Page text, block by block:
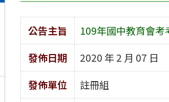
公告主旨
109年國中教育會
發佈日期
2020 年 2 月 07 日
發佈單位
註冊組